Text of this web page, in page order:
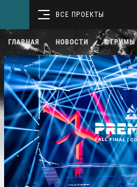
ВСЕ ПРОЕКТЫ
ГЛАВНАЯ НОВОСТИ СТРИМЫ